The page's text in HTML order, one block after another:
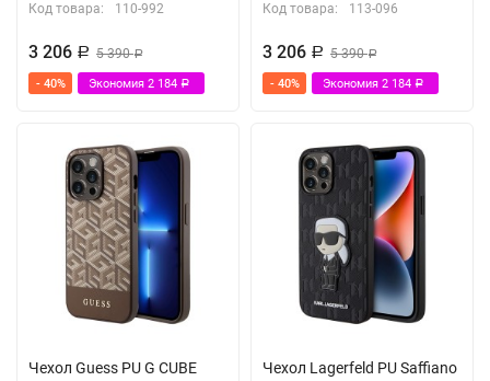
Код товара: 110-992
3 206 Р 5 390Р
- 40% Экономия 2 184 Р
Код товара: 113-096
3 206 Р 5 390Р
- 40% Экономия 2 184 Р
Чехол Guess PU G CUBE
Чехол Lagerfeld PU Saffiano